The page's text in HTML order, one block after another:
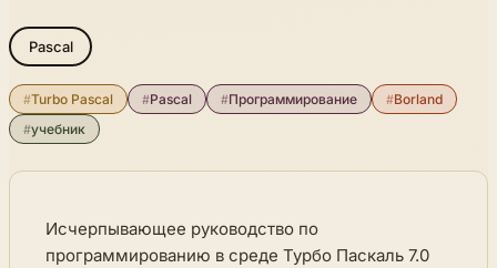
Pascal
#Turbo Pascal #Pascal #Программирование #Borland
#учебник
Исчерпывающее руководство по
программированию в среде Турбо Паскаль 7.0